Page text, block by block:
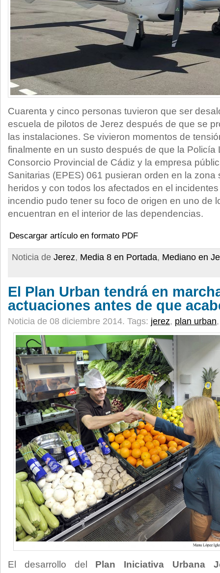
Cuarenta y cinco personas tuvieron que ser
escuela de pilotos de Jerez después de que se
las instalaciones. Se vivieron momentos de
finalmente en un susto después de que la Policía
Consorcio Provincial de Cádiz y la empresa
Sanitarias (EPES) 061 pusieran orden en la zona
heridos y con todos los afectados en el
incendio pudo tener su foco de origen en uno de
encuentran en el interior de las dependencias.
Descargar artículo en formato PDF
Noticia de Jerez, Media 8 en Portada, Mediano en
El Plan Urban tendrá en
actuaciones antes de que
Noticia de 08 diciembre 2014. Tags: jerez, plan urban
El desarrollo del Plan Iniciativa Urbana